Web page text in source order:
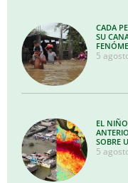
CADA
SU
5
EL
SOBRE
5